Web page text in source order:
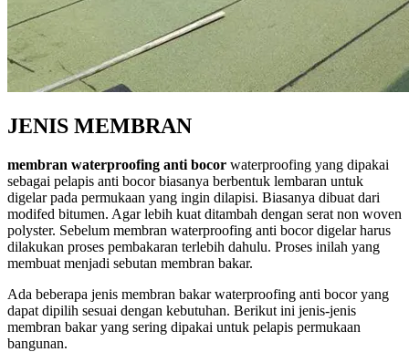
JENIS MEMBRAN
membran waterproofing anti bocor waterproofing yang dipakai
sebagai pelapis anti bocor biasanya berbentuk lembaran untuk
digelar pada permukaan yang ingin dilapisi. Biasanya dibuat dari
modifed bitumen. Agar lebih kuat ditambah dengan serat non woven
polyster. Sebelum membran waterproofing anti bocor digelar harus
dilakukan proses pembakaran terlebih dahulu. Proses inilah yang
membuat menjadi sebutan membran bakar.
Ada beberapa jenis membran bakar waterproofing anti bocor yang
dapat dipilih sesuai dengan kebutuhan. Berikut ini jenis-jenis
membran bakar yang sering dipakai untuk pelapis permukaan
bangunan.